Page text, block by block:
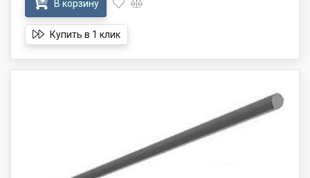
В корзину
Купить в 1 клик